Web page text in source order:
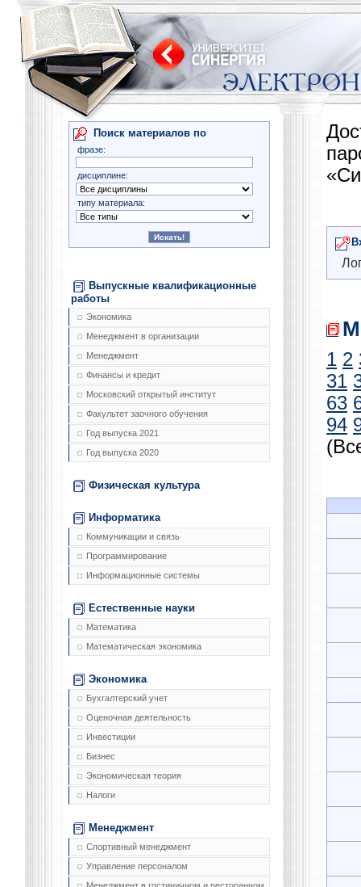
Поиск материалов по
фразе:
дисциплине:
типу материала:
Выпускные квалификационные
работы
Экономика
Менеджмент в организации
Менеджмент
Финансы и кредит
Московский открытый институт
Факультет заочного обучения
Год выпуска 2021
Год выпуска 2020
Физическая культура
Информатика
Коммуникации и связь
Программирование
Информационные системы
Естественные науки
Математика
Математическая экономика
Экономика
Бухгалтерский учет
Оценочная деятельность
Инвестиции
Бизнес
Экономическая теория
Налоги
Менеджмент
Спортивный менеджмент
Управление персоналом
1 2
31
63
94